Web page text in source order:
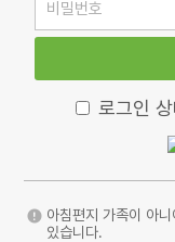
로그인 상
아침편지 가족이 아
있습니다.